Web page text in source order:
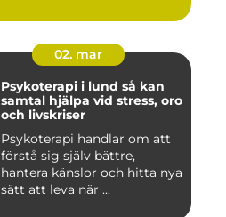
02. mar
Psykoterapi i lund så kan
samtal hjälpa vid stress, oro
och livskriser
Psykoterapi handlar om att
förstå sig själv bättre,
hantera känslor och hitta nya
sätt att leva när ...